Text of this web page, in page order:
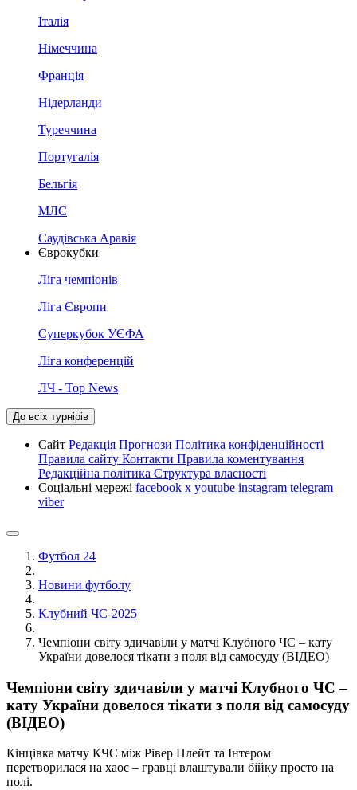
Італія
Німеччина
Франція
Нідерланди
Туреччина
Португалія
Бельгія
МЛС
Саудівська Аравія
Єврокубки
Ліга чемпіонів
Ліга Європи
Суперкубок УЄФА
Ліга конференцій
ЛЧ - Top News
До всіх турнірів
Сайт Редакція Прогнози Політика конфіденційності
Правила сайту Контакти Правила коментування
Редакційна політика Структура власності
Соціальні мережі facebook x youtube instagram telegram
viber
Футбол 24
Новини футболу
Клубний ЧС-2025
Чемпіони світу здичавіли у матчі Клубного ЧС – кату
України довелося тікати з поля від самосуду (ВІДЕО)
Чемпіони світу здичавіли у матчі Клубного ЧС –
кату України довелося тікати з поля від самосуду
(ВІДЕО)
Кінцівка матчу КЧС між Рівер Плейт та Інтером
перетворилася на хаос – гравці влаштували бійку просто на
полі.